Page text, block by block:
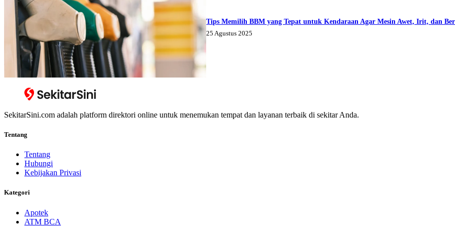
Tips Memilih BBM yang Tepat untuk Kendaraan Agar Mesin Awet, Irit, dan
25 Agustus 2025
SekitarSini.com adalah platform direktori online untuk menemukan tempat dan layanan terbaik di sekitar Anda.
Tentang
Tentang
Hubungi
Kebijakan Privasi
Kategori
Apotek
ATM BCA